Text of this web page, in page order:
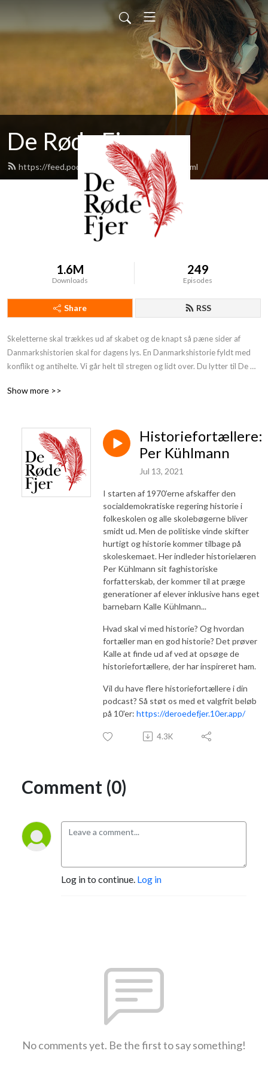
De Røde Fjer
https://feed.podbean.com/deroedefjer/feed.xml
1.6M
Downloads
249
Episodes
Share RSS
Skeletterne skal trækkes ud af skabet og de knapt så pæne sider af
Danmarkshistorien skal for dagens lys. En Danmarkshistorie fyldt med
konflikt og antihelte. Vi går helt til stregen og lidt over. Du lytter til De
din podcast:https: //deroedefjer.10er.app/
Show more >>
Historiefortællere:
Per Kühlmann
Jul 13, 2021
I starten af 1970’erne afskaffer den
socialdemokratiske regering historie i
folkeskolen og alle skolebøgerne bliver
smidt ud. Men de politiske vinde skifter
hurtigt og historie kommer tilbage på
skoleskemaet. Her indleder historielæren
Per Kühlmann sit faghistoriske
forfatterskab, der kommer til at præge
generationer af elever inklusive hans eget
barnebarn Kalle Kühlmann...
Hvad skal vi med historie? Og hvordan
fortæller man en god historie? Det prøver
Kalle at finde ud af ved at opsøge de
historiefortællere, der har inspireret ham.
Vil du have flere historiefortællere i din
podcast? Så støt os med et valgfrit beløb
på 10'er: https://deroedefjer.10er.app/
4.3K
Comment (0)
Log in to continue. Log in
No comments yet. Be the first to say something!